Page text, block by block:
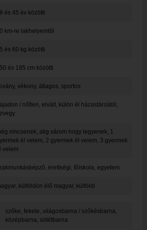
és 45 év közötti
km-re lakhelyemtől
és 60 kg közötti
és 185 cm közötti
vékony, átlagos, sportos
/ nőtlen, elvált, külön él házastársától,
nincsenek, alig várom hogy legyenek, 1
él velem, 2 gyermek él velem, 3 gyermek
velem
érettségi, főiskola, egyetem
külföldön élő magyar, külföldi
szőke, fekete, világosbarna / szőkésbarna,
középbarna, sötétbarna